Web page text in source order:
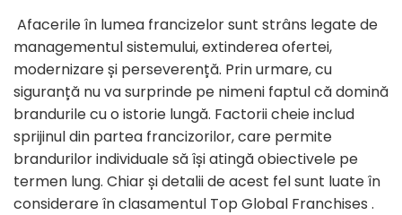
Afacerile în lumea francizelor sunt strâns legate de
managementul sistemului, extinderea ofertei,
modernizare și perseverență. Prin urmare, cu
siguranță nu va surprinde pe nimeni faptul că domină
brandurile cu o istorie lungă. Factorii cheie includ
sprijinul din partea francizorilor, care permite
brandurilor individuale să își atingă obiectivele pe
termen lung. Chiar și detalii de acest fel sunt luate în
considerare în clasamentul Top Global Franchises .